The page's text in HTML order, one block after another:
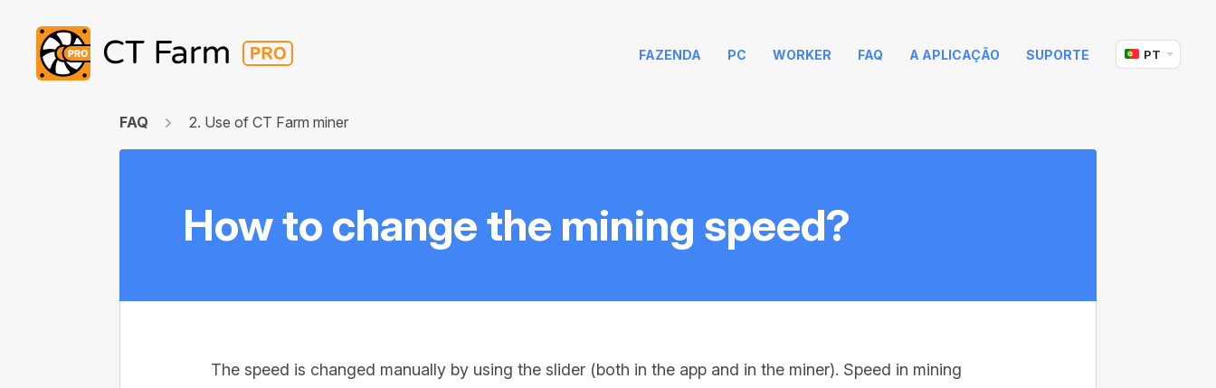
FAZENDA PC WORKER FAQ A APLICAÇÃO SUPORTE PT
FAQ 2. Use of CT Farm miner
How to change the mining speed?
The speed is changed manually by using the slider (both in the app and in the miner). Speed in mining